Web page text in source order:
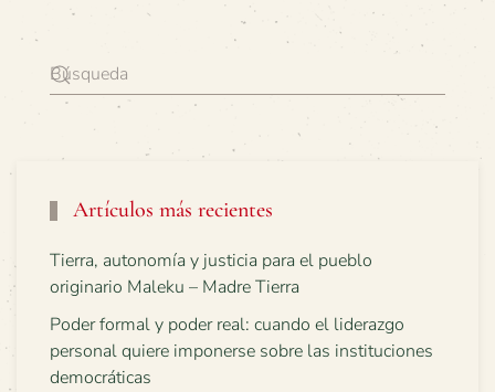
Artículos más recientes
Tierra, autonomía y justicia para el pueblo
originario Maleku – Madre Tierra
Poder formal y poder real: cuando el liderazgo
personal quiere imponerse sobre las instituciones
democráticas